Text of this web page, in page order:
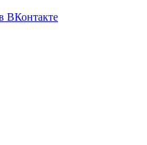
ВКонтакте